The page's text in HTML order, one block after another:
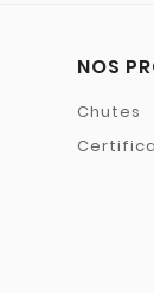
NOS
Chutes